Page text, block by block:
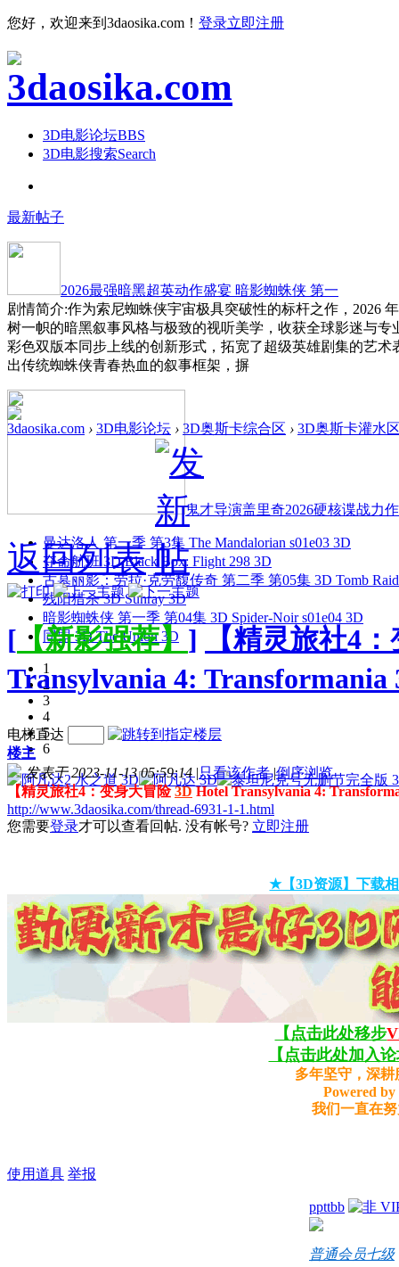
您好，欢迎来到3daosika.com！ 登录立即注册
3D电影论坛BBS
3D电影搜索Search
最新帖子
2026最强暗黑超英动作盛宴 暗影蜘蛛侠 第一
剧情简介:作为索尼蜘蛛侠宇宙极具突破性的标杆之作，2026
树一帜的暗黑叙事风格与极致的视听美学，收获全球影迷与
彩色双版本同步上线的创新形式，拓宽了超级英雄剧集的艺
出传统蜘蛛侠青春热血的叙事框架，摒
鬼才导演盖里奇2026硬核谍战力
曼达洛人 第一季 第3集 The Mandalorian s01e03 3D
夺命航班 3D Black Box: Flight 298 3D
古墓丽影：劳拉·克劳馥传奇 第二季 第05集 3D Tomb
残阳猎杀 3D Sunray 3D
暗影蜘蛛侠 第一季 第04集 3D Spider-Noir s01e04 3D
同盟 3D The Union 3D
1
2
3
4
5
6
3daosika.com › 3D电影论坛 › 3D奥斯卡综合区 › 3D奥斯卡灌水
返回列表
[ 【新影强荐】 ]
【精灵旅社4
Transylvania 4: Transformania
电梯直达
楼主
发表于 2023-11-13 05:59:14 |只看该作者 |倒序浏览
【精灵旅社4：变身大冒险3DHotel Transylvania 4:
http://www.3daosika.com/thread-6931-1-1.html
您需要登录才可以查看回帖. 没有帐号? 立即注册
★【3D资源】下载
【点击此处移步
【点击此处加入
多年坚守，深
Powered by
我们一直在
使用道具 举报
ppttbb
普通会员七级